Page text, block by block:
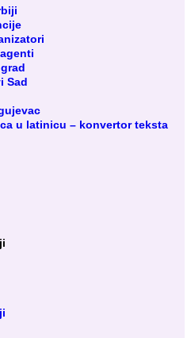
Sad
u latinicu – konvertor teksta